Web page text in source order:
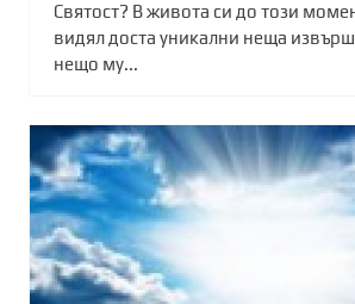
Святост? В живота си до този
видял доста уникални неща
нещо му...